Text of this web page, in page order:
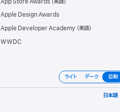
App Store Awards
Apple Design Awards
Apple Developer Academy
WWDC
ライト ダーク 自動